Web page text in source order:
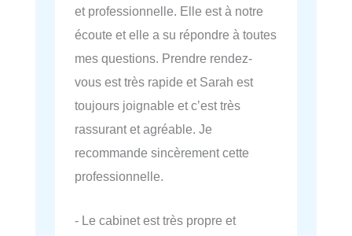
et professionnelle. Elle est à notre
écoute et elle a su répondre à toutes
mes questions. Prendre rendez-
vous est très rapide et Sarah est
toujours joignable et c’est très
rassurant et agréable. Je
recommande sincèrement cette
professionnelle.
- Le cabinet est très propre et